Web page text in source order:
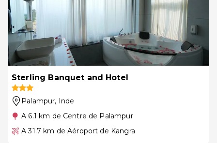
Sterling Banquet and Hotel
Palampur, Inde
A 6.1 km de Centre de Palampur
A 31.7 km de Aéroport de Kangra